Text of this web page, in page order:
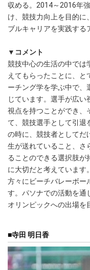
収める。2014～2016年
け、競技力向上を目的に
ブルキャリアを実践する
▼コメント
競技中心の生活の中では
えてもらったことに、と
ーチング学を学ぶ中で、
じています。選手が広
視点を持つことができ、
て、競技選手として引退
の時に、競技者としてだ
生が送れていること、さ
ることのできる選択肢が
に大切だと考えています
方々にビーチバレーボー
す。パソナでの活動を通
オリンピックへの出場を
■寺田 明日香